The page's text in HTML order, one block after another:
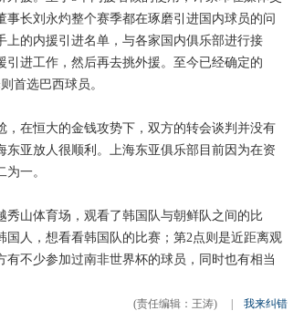
长刘永灼整个赛季都在琢磨引进国内球员的问
的内援引进名单，与各家国内俱乐部进行接
进工作，然后再去挑外援。至今已经确定的
首选巴西球员。
在恒大的金钱攻势下，双方的转会谈判并没有
亚放人很顺利。上海东亚俱乐部目前因为在资
一。
山体育场，观看了韩国队与朝鲜队之间的比
人，想看看韩国队的比赛；第2点则是近距离观
不少参加过南非世界杯的球员，同时也有相当
(责任编辑：王涛) 我来纠错